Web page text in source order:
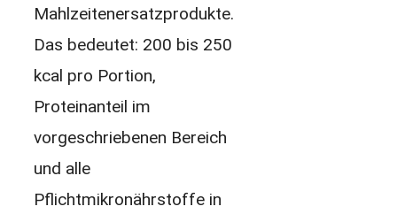
Mahlzeitenersatzprodukte.
Das bedeutet: 200 bis 250
kcal pro Portion,
Proteinanteil im
vorgeschriebenen Bereich
und alle
Pflichtmikronährstoffe in